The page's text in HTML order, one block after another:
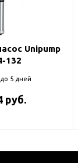
Unipump
132
5 дней
руб.